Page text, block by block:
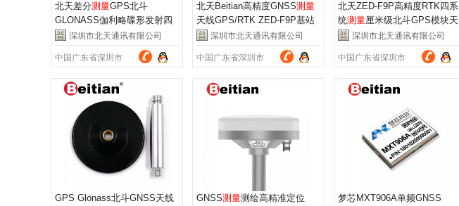
北天差分测量GPS北斗
GLONASS伽利略碟形发射四
星全频天线BT-200S
深圳市北天通讯有限公司
中国广东省深圳市
北天Beitian高精度GNSS测量
天线GPS/RTK ZED-F9P基站
天线BT-4N07B
深圳市北天通讯有限公司
中国广东省深圳市
北天ZED-F9P高精度RTK四系
统测量厘米级北斗GPS模块天
线BT-F9PK5
深圳市北天通讯有限公司
中国广东省深圳市
GPS Glonass北斗GNSS天线
GNSS测量测绘高精准定位
梦芯MXT906A单频GNSS